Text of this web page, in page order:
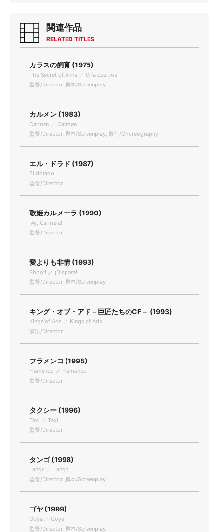
関連作品
RELATED TITLES
カラスの飼育 (1975)
The Secret of Anna ／ Cría cuervos
監督/Director, 脚本/Screenplay
カルメン (1983)
Carmen ／ Carmen
監督/Director, 脚本/Screenplay, 振付/Choreography
エル・ドラド (1987)
El dorado
監督/Director
歌姫カルメーラ (1990)
¡Ay, Carmela!
監督/Director
愛よりも非情 (1993)
Shoot! ／ ¡Dispara!
監督/Director, 脚本/Screenplay
キング・オブ・アド－巨匠たちのCF－ (1993)
Kings of Ads ／ Kings of Ads
演出/Director
フラメンコ (1995)
Flamenco ／ Flamenco
監督/Director
タクシー (1996)
Taxi ／ Taxi
監督/Director
タンゴ (1998)
Tango ／ Tango
監督/Director, 脚本/Screenplay
ゴヤ (1999)
Goya ／ Goya
監督/Director, 脚本/Screenplay